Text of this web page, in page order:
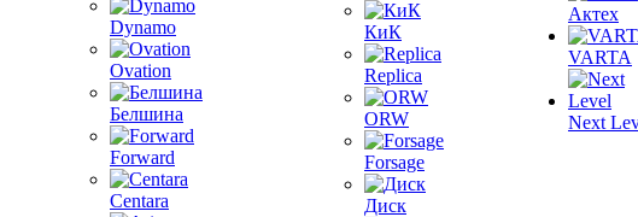
Dynamo
Ovation
Белшина
Forward
Centara
КиК
Replica
ORW
Forsage
Диск
Актех
VARTA
Next